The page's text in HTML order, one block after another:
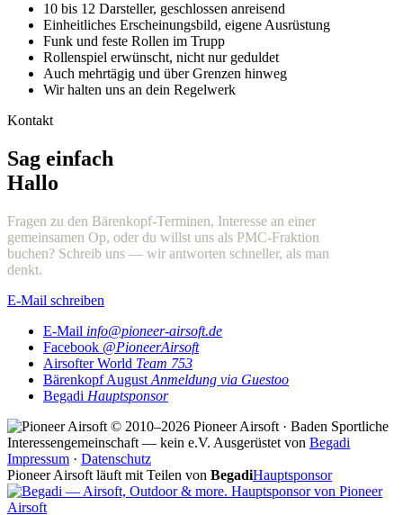
10 bis 12 Darsteller, geschlossen anreisend
Einheitliches Erscheinungsbild, eigene Ausrüstung
Funk und feste Rollen im Trupp
Rollenspiel erwünscht, nicht nur geduldet
Auch mehrtägig und über Grenzen hinweg
Wir halten uns an dein Regelwerk
Kontakt
Sag einfach
Hallo
Fragen zu den Bärenkopf-Terminen, Interesse an einer
gemeinsamen Op, oder du willst uns als PMC-Fraktion
buchen? Schreib uns — wir antworten schneller, als man
denkt.
E-Mail schreiben
E-Mail info@pioneer-airsoft.de
Facebook @PioneerAirsoft
Airsofter World Team 753
Bärenkopf August Anmeldung via Guestoo
Begadi Hauptsponsor
© 2010–2026 Pioneer Airsoft · Baden Sportliche
Interessengemeinschaft — kein e.V. Ausgerüstet von Begadi
Impressum · Datenschutz
Pioneer Airsoft läuft mit Teilen von BegadiHauptsponsor